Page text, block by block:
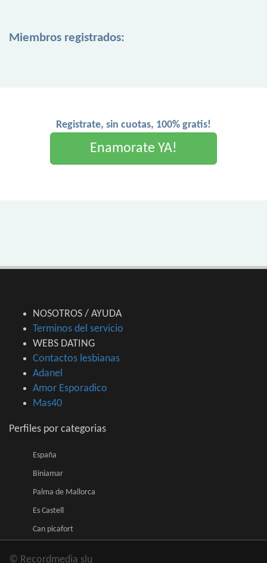
Miembros registrados:
Registrate, sin cuotas, 100% gratis!
Enamorate YA!
NOSOTROS / AYUDA
Terminos del servicio
WEBS DATING
Contactos lesbianas
Adanel
Amor Esporadico
Mas40
Perfiles por categorias
España
Biniamar
Palma de Mallorca
Es Castell
Can picafort
© Recordmedia slu